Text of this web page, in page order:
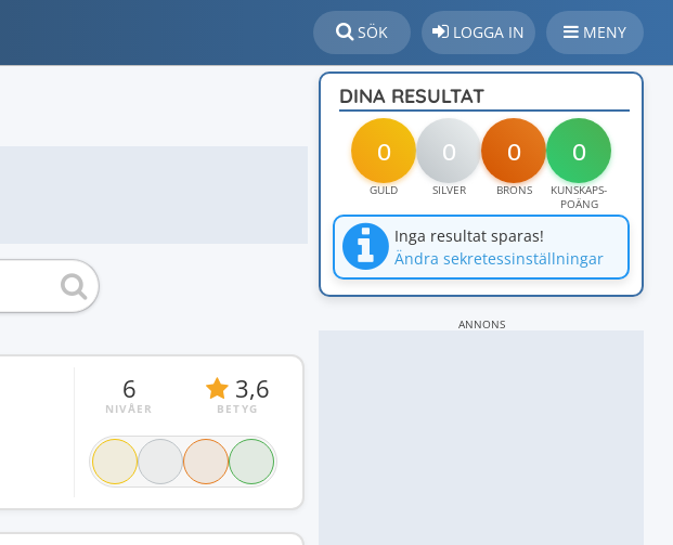
SÖK LOGGA IN MENY
6
NIVÅER
3,6
BETYG
DINA RESULTAT
0 0 0 0
GULD SILVER BRONS
KUNSKAPS-
POÄNG
Inga resultat sparas!
Ändra sekretessinställningar
ANNONS